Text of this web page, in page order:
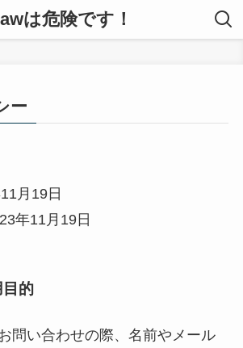
は危険です！
ー
月19日
年11月19日
的
問い合わせの際、名前やメール